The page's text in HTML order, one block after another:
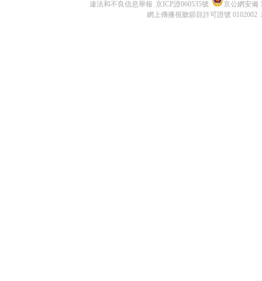
違法和不良信息舉報 京ICP證060535號
京公網安備
網上傳播視聽節目許可證號 0102002